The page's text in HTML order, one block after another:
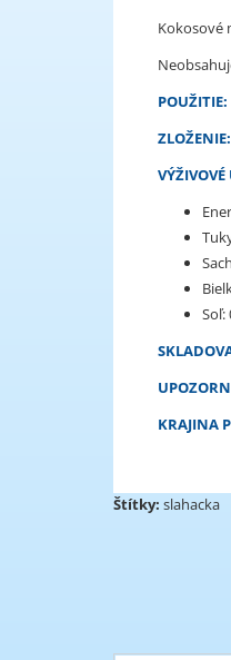
Kokosové
POUŽITIE:
ZLOŽENIE:
Soľ:
KRAJINA P
Štítky: slahacka